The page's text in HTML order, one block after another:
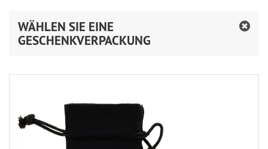
WÄHLEN SIE EINE
GESCHENKVERPACKUNG